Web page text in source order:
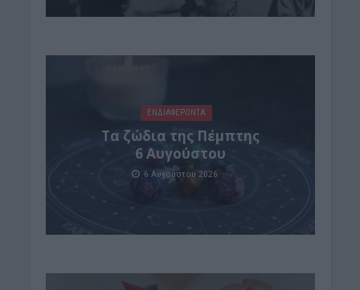
ΕΝΔΙΑΦΕΡΟΝΤΑ
Tα ζώδια της Πέμπτης
6 Αυγούστου
6 Αυγούστου 2026